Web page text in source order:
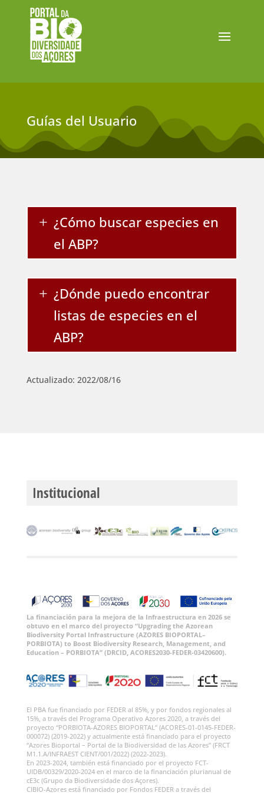
Guías del Usuario
¿Cómo buscar especies en
el ABP?
¿Dónde puedo encontrar
listas de especies en el
ABP?
Actualizado: 2022/08/16
Institucional
La financiación para la mejora de la Infraestructura en 2026 se
obtuvo en el marco del proyecto “Upgrading the Azorean
Biodiversity Portal Infrastructure (AZORES BIOPORTAL–
PORBIOTA) to Boost Biodiversity Research, Management, and
Education – PORBIOTA” (DRCID, ACORES2030-FEDER-03420600).
El PBA fue financiado por FEDER al 85%, y por fondos regionales al
15%, a través del Programa Operativo Azores 2020, a través del
proyecto “PORBIOTA-AZORES BIOPORTAL” (ACORES-01-0145-FEDER-
000072) (2019-2022) y actualmente está financiado para el proyecto
“Azores Bioportal – Portal de la Biodiversidad de las Azores” (FRCT
M1.1.A/INFRAEST CIENT/001/2022) (2022-2023).
En 2023-2024, también está financiado por el proyecto FCT-
UIDB/00329/2020-2024 en el marco de la financiación plurianual de
cE3c (Grupo da Biodiversidade dos Açores).
CIBIO-Azores está financiado por Fondos FEDER a través del